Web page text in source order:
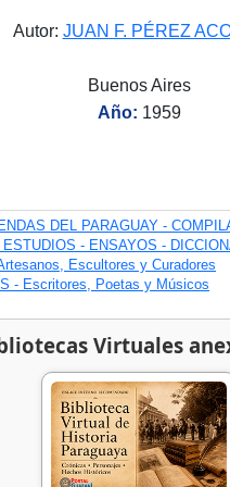
Autor: JUAN F. PÉREZ
Buenos Aires
Año: 1959
DEL PARAGUAY -
- ENSAYOS -
Escultores y Curadores
- Escritores, Poetas y Músicos
Virtuales